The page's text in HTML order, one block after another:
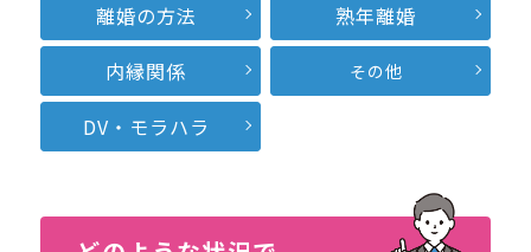
離婚の方法
熟年離婚
内縁関係
その他
DV・モラハラ